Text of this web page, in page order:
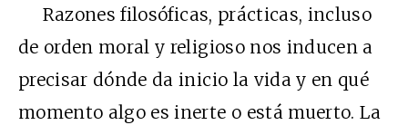
Razones filosóficas, prácticas, incluso
de orden moral y religioso nos inducen a
precisar dónde da inicio la vida y en qué
momento algo es inerte o está muerto. La